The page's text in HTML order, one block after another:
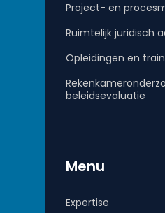
Project- en
Ruimtelijk juridisch
Opleidingen en
beleidsevaluatie
Menu
Expertise